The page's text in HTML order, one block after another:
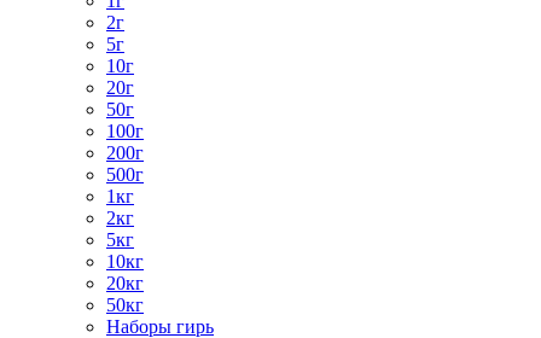
2г
5г
10г
20г
50г
100г
200г
500г
1кг
2кг
5кг
10кг
20кг
50кг
Наборы гирь